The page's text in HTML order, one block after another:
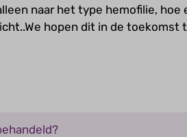
naar het type hemofilie, hoe
hopen dit in de toekomst